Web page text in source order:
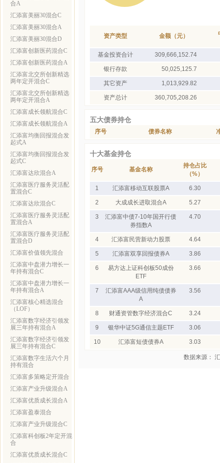
合A
汇添富美丽30混合C
汇添富美丽30混合A
汇添富美丽30混合D
汇添富创新医药混合C
汇添富创新医药混合A
汇添富北交所创新精选
两年定开混合C
汇添富北交所创新精选
两年定开混合A
汇添富成长领航混合C
汇添富成长领航混合A
汇添富均衡回报混合发
起式A
汇添富均衡回报混合发
起式C
汇添富达欣混合A
汇添富医疗服务灵活配
置混合C
汇添富达欣混合C
汇添富医疗服务灵活配
置混合A
汇添富医疗服务灵活配
置混合D
汇添富价值领先混合
汇添富中盘潜力增长一
年持有混合C
汇添富中盘潜力增长一
年持有混合A
汇添富核心精选混合
（LOF）
汇添富数字经济引领发
展三年持有混合A
汇添富数字经济引领发
展三年持有混合C
汇添富数字生活六个月
持有混合
汇添富多策略定开混合
汇添富产业升级混合A
汇添富优质成长混合A
汇添富盈泰混合
汇添富产业升级混合C
汇添富科创板2年定开混
合
汇添富优质成长混合C
资产类型 金额（元）
基金投资合计 309,666,152.74
银行存款 50,025,125.7
其它资产 1,013,929.82
资产总计 360,705,208.26
五大债券持仓
序号 债券名称
十大基金持仓
序号 基金名称
持仓占比
（%）
1 汇添富移动互联股票A 6.30
2 大成成长进取混合A 5.27
3
汇添富中债7-10年国开行债
券指数A
4.70
4 汇添富民营新动力股票 4.64
5 汇添富双享回报债券A 3.86
6
易方达上证科创板50成份
ETF
3.66
7
汇添富AAA级信用纯债债券
A
3.56
8 财通资管数字经济混合C 3.24
9 银华中证5G通信主题ETF 3.06
10 汇添富短债债券A 3.03
数据来源：